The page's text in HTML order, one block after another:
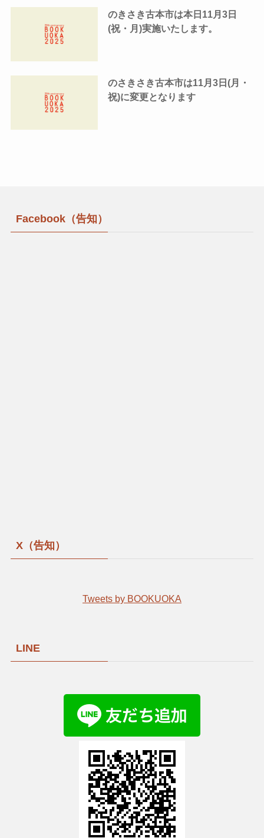
のきさき古本市は本日11月3日
(祝・月)実施いたします。
のさきさき古本市は11月3日(月・
祝)に変更となります
Facebook（告知）
X（告知）
Tweets by BOOKUOKA
LINE